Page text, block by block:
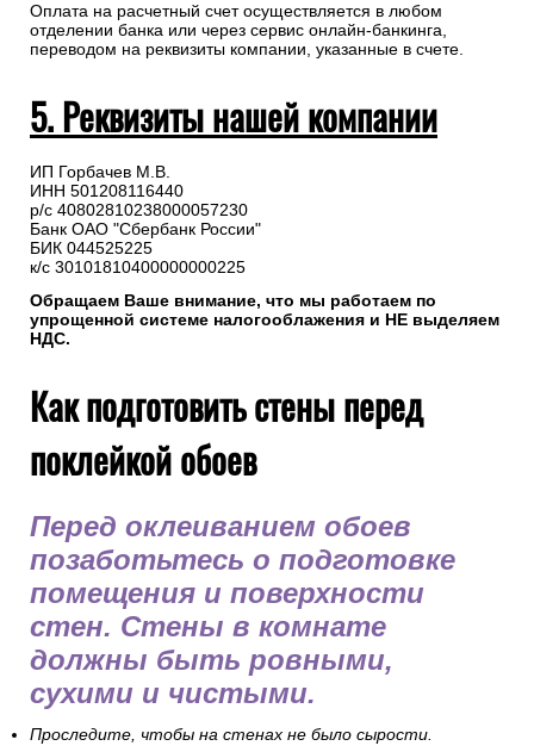
Оплата на расчетный счет осуществляется в любом
отделении банка или через сервис онлайн-банкинга,
переводом на реквизиты компании, указанные в счете.
5. Реквизиты нашей компании
ИП Горбачев М.В.
ИНН 501208116440
р/с 40802810238000057230
Банк ОАО "Сбербанк России"
БИК 044525225
к/с 30101810400000000225
Обращаем Ваше внимание, что мы работаем по
упрощенной системе налогооблажения и НЕ выделяем
НДС.
Как подготовить стены перед
поклейкой обоев
Перед оклеиванием обоев
позаботьтесь о подготовке
помещения и поверхности
стен. Стены в комнате
должны быть ровными,
сухими и чистыми.
Проследите, чтобы на стенах не было сырости.